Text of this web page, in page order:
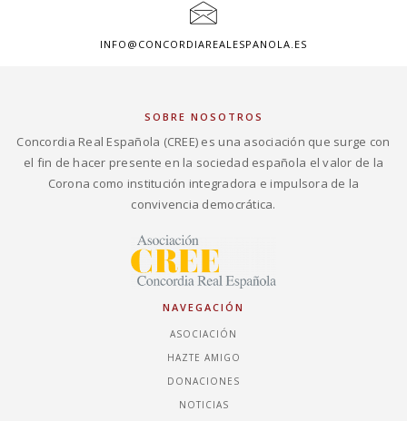
INFO@CONCORDIAREALESPANOLA.ES
SOBRE NOSOTROS
Concordia Real Española (CREE) es una asociación que surge con
el fin de hacer presente en la sociedad española el valor de la
Corona como institución integradora e impulsora de la
convivencia democrática.
NAVEGACIÓN
ASOCIACIÓN
HAZTE AMIGO
DONACIONES
NOTICIAS